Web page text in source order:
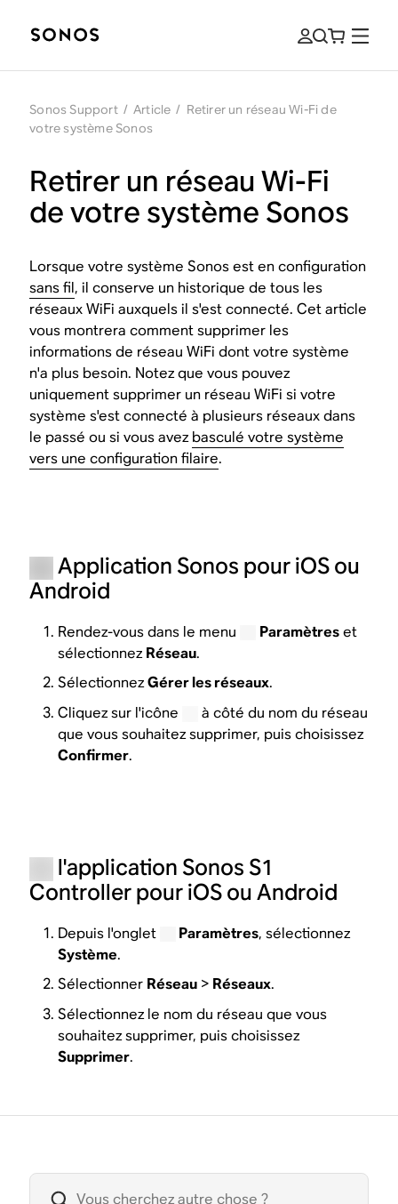
Sonos Support / Article / Retirer un réseau Wi-Fi de
votre système Sonos
Retirer un réseau Wi-Fi
de votre système Sonos
Lorsque votre système Sonos est en configuration
sans fil, il conserve un historique de tous les
réseaux WiFi auxquels il s'est connecté. Cet article
vous montrera comment supprimer les
informations de réseau WiFi dont votre système
n'a plus besoin. Notez que vous pouvez
uniquement supprimer un réseau WiFi si votre
système s'est connecté à plusieurs réseaux dans
le passé ou si vous avezbasculé votre système
vers une configuration filaire.
Application Sonos pour iOS ou
Android
Rendez-vous dans le menu Paramètreset
sélectionnezRéseau.
SélectionnezGérer les réseaux.
Cliquez sur l'icône
à côté du nom du réseau
que vous souhaitez supprimer, puis choisissez
Confirmer.
l'application Sonos S1
Controller pour iOS ou Android
Depuis l'onglet Paramètres, sélectionnez
Système.
Sélectionner Réseau > Réseaux.
Sélectionnez le nom du réseau que vous
souhaitez supprimer, puis choisissez
Supprimer.